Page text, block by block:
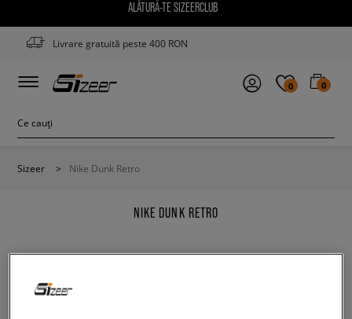
ALĂTURĂ-TE SIZEERCLUB
Livrare gratuită peste 400 RON
0 0
Sizeer > Nike Dunk Retro
NIKE DUNK RETRO